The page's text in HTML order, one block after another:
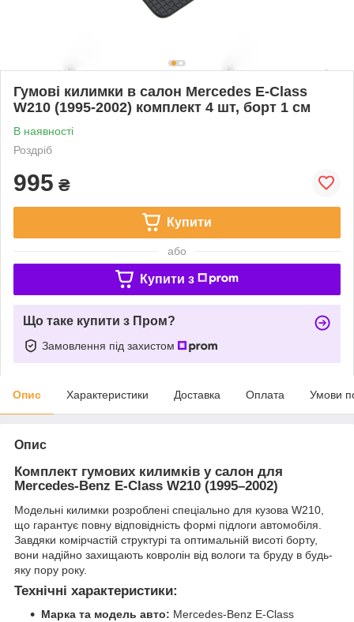
Гумові килимки в салон Mercedes E-Class
W210 (1995-2002) комплект 4 шт, борт 1 см
В наявності
Роздріб
995 ₴
Купити
або
Купити з
Що таке купити з Пром?
Замовлення під захистом
Опис Характеристики Доставка Оплата Умови
Опис
Комплект гумових килимків у салон для
Mercedes-Benz E-Class W210 (1995–2002)
Модельні килимки розроблені спеціально для кузова W210,
що гарантує повну відповідність формі підлоги автомобіля.
Завдяки комірчастій структурі та оптимальній висоті борту,
вони надійно захищають ковролін від вологи та бруду в будь-
яку пору року.
Технічні характеристики:
Марка та модель авто: Mercedes-Benz E-Class